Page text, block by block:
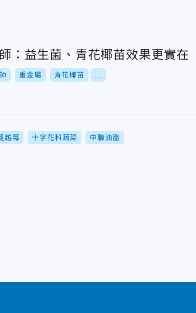
：益生菌、青花椰苗效果更實在
重金屬 青花椰苗
越莓 十字花科蔬菜 中聯油脂